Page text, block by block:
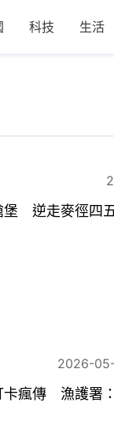
科技 生活
堡 逆走麥徑四
2026-
卡瘋傳 漁護署